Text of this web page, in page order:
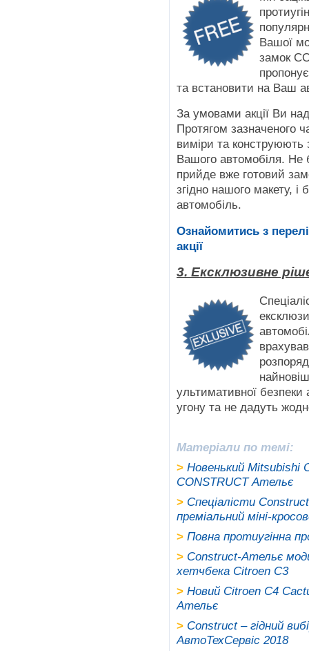
Вашої
замок
та встановити на Ваш
За умовами акції Ви
Протягом зазначеного
виміри та конструюють
Вашого автомобіля. Не
прийде вже готовий
згідно нашого макету,
автомобіль.
Ознайомитись з
акції
3. Ексклюзивне
ультимативної безпеки
угону та не дадуть
Матеріали по темі:
> Новенький Mitsubishi
CONSTRUCT Ательє
> Спеціалісти
преміальний міні-
> Повна протиугінна
> Construct-Ательє
хетчбека Citroen C3
> Новий Citroen C4
Ательє
> Construct – гідний
АвтоТехСервіс 2018